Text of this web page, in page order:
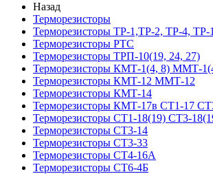
Назад
Терморезисторы
Терморезисторы ТР-1,ТР-2, ТР-4, ТР-
Терморезисторы РТС
Терморезисторы ТРП-10(19, 24, 27)
Терморезисторы КМТ-1(4, 8) ММТ-
Терморезисторы КМТ-12 ММТ-12
Терморезисторы КМТ-14
Терморезисторы КМТ-17в СТ1-17
Терморезисторы СТ1-18(19) СТ3-
Терморезисторы СТ3-14
Терморезисторы СТ3-33
Терморезисторы СТ4-16А
Терморезисторы СТ6-4Б